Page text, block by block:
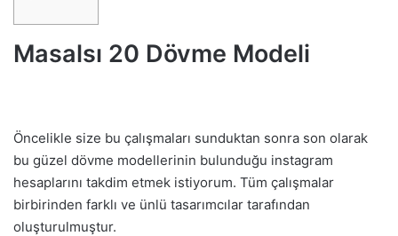
Masalsı 20 Dövme Modeli
Öncelikle size bu çalışmaları sunduktan sonra son olarak
bu güzel dövme modellerinin bulunduğu instagram
hesaplarını takdim etmek istiyorum. Tüm çalışmalar
birbirinden farklı ve ünlü tasarımcılar tarafından
oluşturulmuştur.